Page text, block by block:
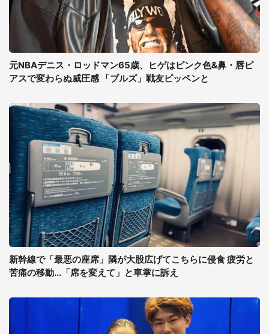
元NBAデニス・ロッドマン65歳、ヒゲはピンク色&鼻・唇ピ
アスで変わらぬ威圧感 「ブルズ」戦友ピッペンと
新幹線で「最悪の座席」隣が大股広げてこちらに侵食 疲労と
苦痛の移動...「席を変えて」と車掌に訴え